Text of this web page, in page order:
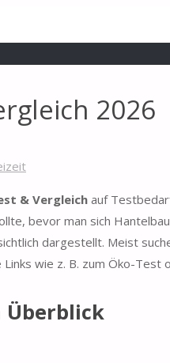
2026
& Vergleich auf
bevor man sich
dargestellt. Meist
wie z. B. zum Öko-Test
Überblick